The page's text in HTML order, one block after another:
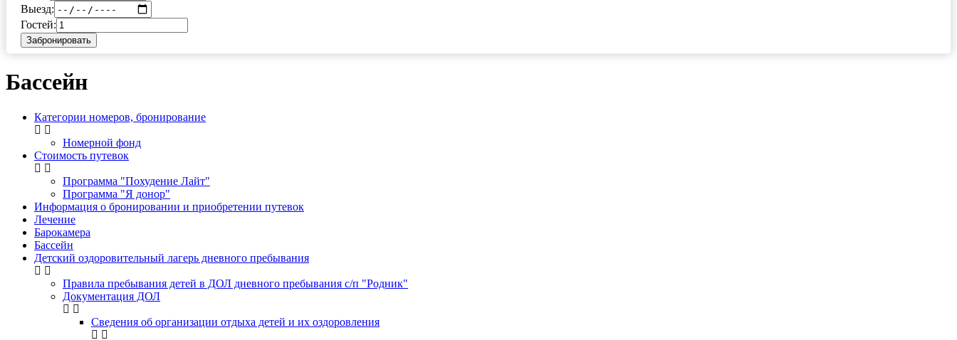
Выезд:
Гостей:
Забронировать
Бассейн
Категории номеров, бронирование
Номерной фонд
Стоимость путевок
Программа "Похудение Лайт"
Программа "Я донор"
Информация о бронировании и приобретении путевок
Лечение
Барокамера
Бассейн
Детский оздоровительный лагерь дневного пребывания
Правила пребывания детей в ДОЛ дневного пребывания с/п "Родник"
Документация ДОЛ
Сведения об организации отдыха детей и их оздоровления